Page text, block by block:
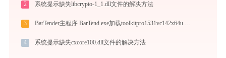
2 系统提示缺失libcrypto-1_1.dll文件的解决方法
3 BarTender主程序 BarTend.exe加载toolkitpro1531vc142x64u.dll文件丢失处理办法
4 系统提示缺失cxcore100.dll文件的解决方法